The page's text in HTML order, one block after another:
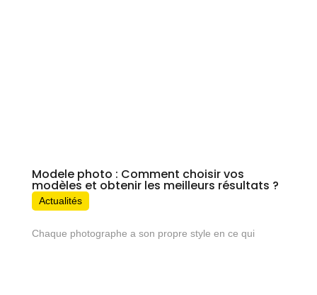
Modele photo : Comment choisir vos
modèles et obtenir les meilleurs résultats ?
Actualités